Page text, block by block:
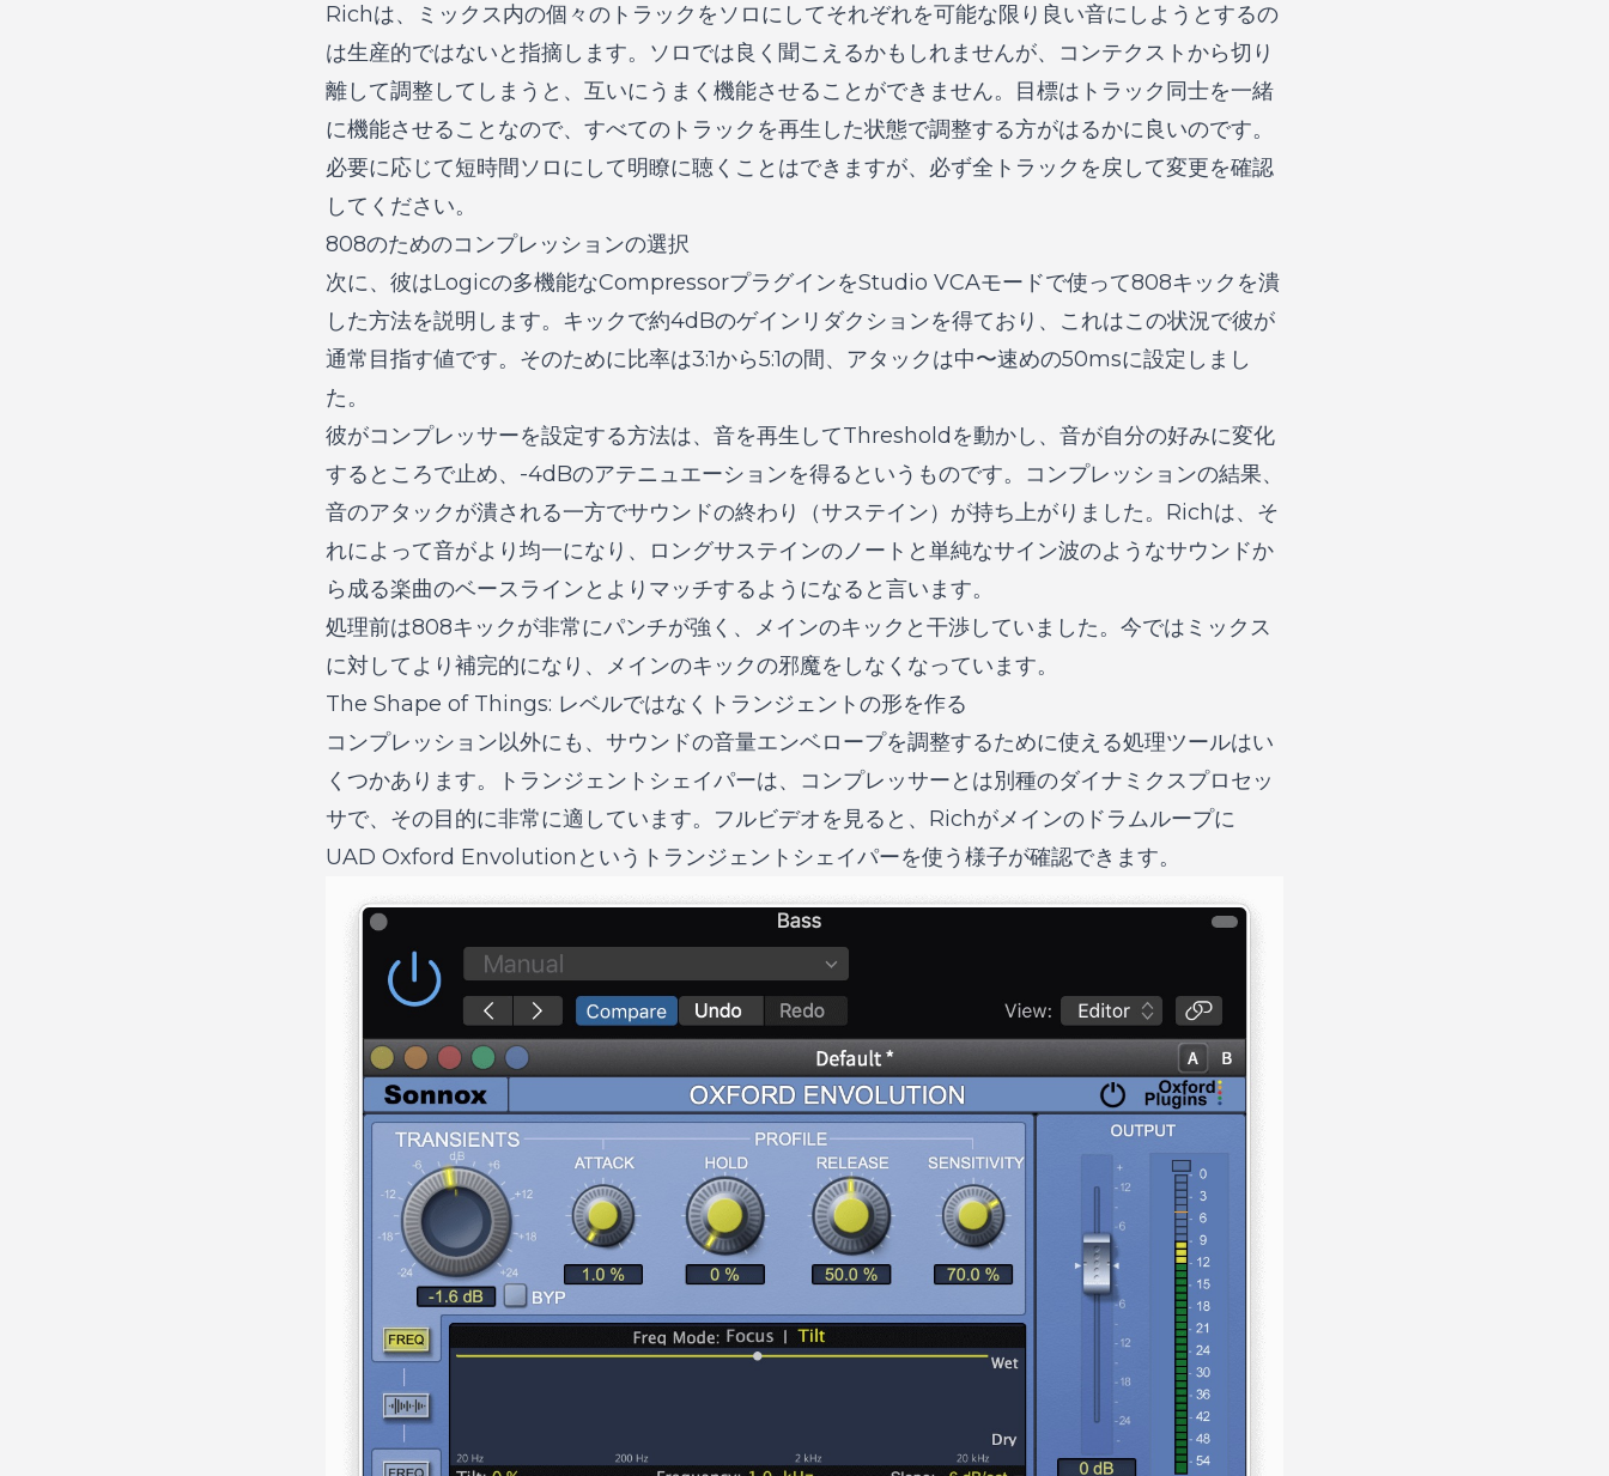
Richは、ミックス内の個々のトラックをソロにしてそれぞれを可能な限り良い音にしようとするの
は生産的ではないと指摘します。ソロでは良く聞こえるかもしれませんが、コンテクストから切り
離して調整してしまうと、互いにうまく機能させることができません。目標はトラック同士を一緒
に機能させることなので、すべてのトラックを再生した状態で調整する方がはるかに良いのです。
必要に応じて短時間ソロにして明瞭に聴くことはできますが、必ず全トラックを戻して変更を確認
してください。
808のためのコンプレッションの選択
次に、彼はLogicの多機能なCompressorプラグインをStudio VCAモードで使って808キックを潰
した方法を説明します。キックで約4dBのゲインリダクションを得ており、これはこの状況で彼が
通常目指す値です。そのために比率は3:1から5:1の間、アタックは中〜速めの50msに設定しまし
た。
彼がコンプレッサーを設定する方法は、音を再生してThresholdを動かし、音が自分の好みに変化
するところで止め、-4dBのアテニュエーションを得るというものです。コンプレッションの結果、
音のアタックが潰される一方でサウンドの終わり（サステイン）が持ち上がりました。Richは、そ
れによって音がより均一になり、ロングサステインのノートと単純なサイン波のようなサウンドか
ら成る楽曲のベースラインとよりマッチするようになると言います。
処理前は808キックが非常にパンチが強く、メインのキックと干渉していました。今ではミックス
に対してより補完的になり、メインのキックの邪魔をしなくなっています。
The Shape of Things: レベルではなくトランジェントの形を作る
コンプレッション以外にも、サウンドの音量エンベロープを調整するために使える処理ツールはい
くつかあります。トランジェントシェイパーは、コンプレッサーとは別種のダイナミクスプロセッ
サで、その目的に非常に適しています。フルビデオを見ると、Richがメインのドラムループに
UAD Oxford Envolutionというトランジェントシェイパーを使う様子が確認できます。